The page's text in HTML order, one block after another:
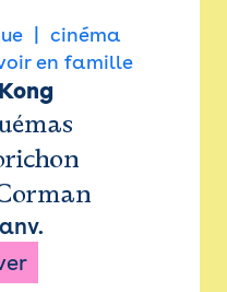
cinéma
en famille